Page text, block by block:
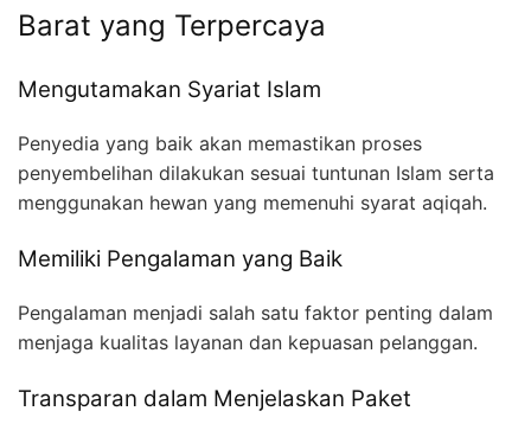
Barat yang Terpercaya
Mengutamakan Syariat Islam
Penyedia yang baik akan memastikan proses
penyembelihan dilakukan sesuai tuntunan Islam serta
menggunakan hewan yang memenuhi syarat aqiqah.
Memiliki Pengalaman yang Baik
Pengalaman menjadi salah satu faktor penting dalam
menjaga kualitas layanan dan kepuasan pelanggan.
Transparan dalam Menjelaskan Paket